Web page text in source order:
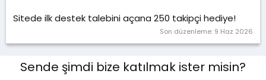
Sitede ilk destek talebini açana 250 takipçi hediye!
Son düzenleme: 9 Haz 2026
Sende şimdi bize katılmak ister misin?